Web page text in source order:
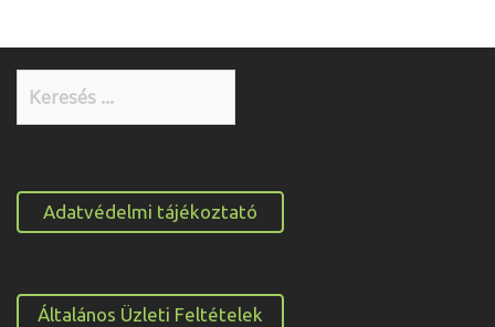
Keresés:
Adatvédelmi tájékoztató
Általános Üzleti Feltételek